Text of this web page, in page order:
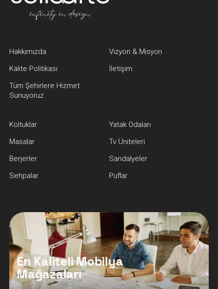
Hakkımızda
Vizyon & Misyon
Kalite Politikası
İletişim
Tüm Şehirlere Hizmet
Sunuyoruz.
Koltuklar
Yatak Odaları
Masalar
Tv Üniteleri
Berjerler
Sandalyeler
Sehpalar
Puflar
En Kaliteli Mobilya
Mağazaları